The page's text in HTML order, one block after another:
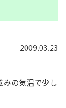
2009.03.23
の気温で少し